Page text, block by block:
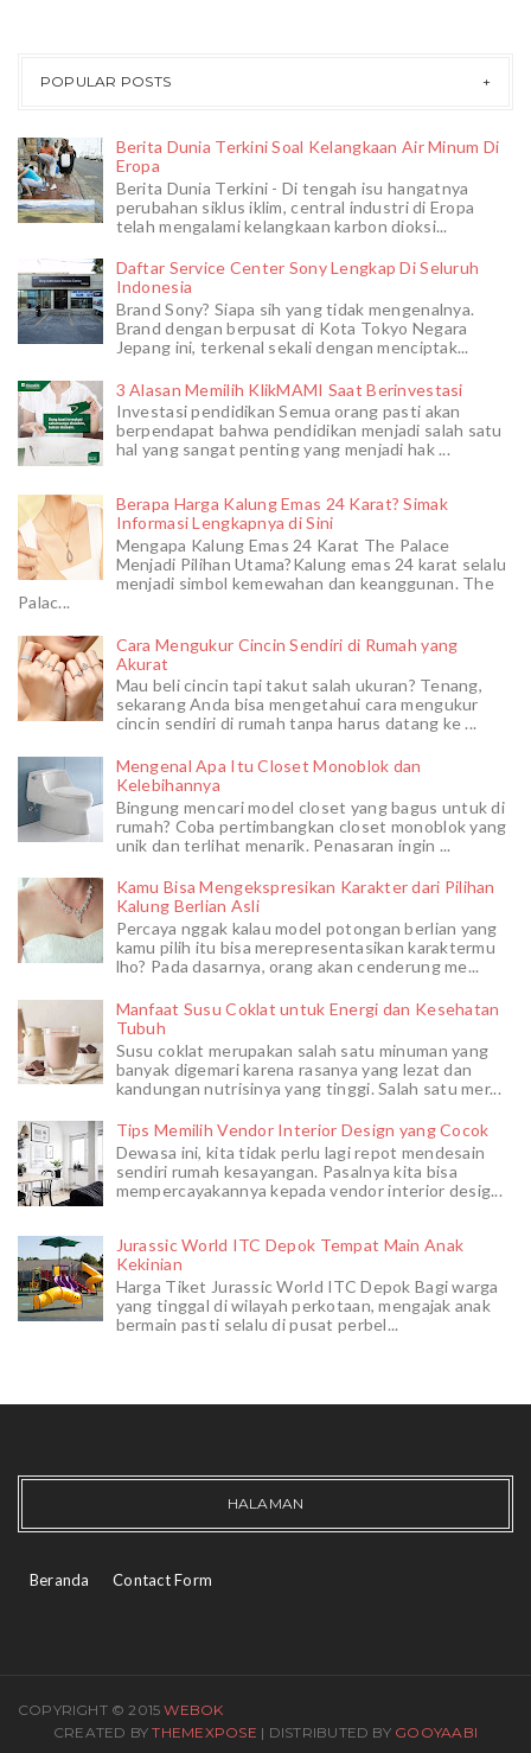
POPULAR POSTS
Berita Dunia Terkini Soal Kelangkaan Air Minum Di
Eropa
Berita Dunia Terkini - Di tengah isu hangatnya
perubahan siklus iklim, central industri di Eropa
telah mengalami kelangkaan karbon dioksi...
Daftar Service Center Sony Lengkap Di Seluruh
Indonesia
Brand Sony? Siapa sih yang tidak mengenalnya.
Brand dengan berpusat di Kota Tokyo Negara
Jepang ini, terkenal sekali dengan menciptak...
3 Alasan Memilih KlikMAMI Saat Berinvestasi
Investasi pendidikan Semua orang pasti akan
berpendapat bahwa pendidikan menjadi salah satu
hal yang sangat penting yang menjadi hak ...
Berapa Harga Kalung Emas 24 Karat? Simak
Informasi Lengkapnya di Sini
Mengapa Kalung Emas 24 Karat The Palace
Menjadi Pilihan Utama?Kalung emas 24 karat selalu
menjadi simbol kemewahan dan keanggunan. The
Palac...
Cara Mengukur Cincin Sendiri di Rumah yang
Akurat
Mau beli cincin tapi takut salah ukuran? Tenang,
sekarang Anda bisa mengetahui cara mengukur
cincin sendiri di rumah tanpa harus datang ke ...
Mengenal Apa Itu Closet Monoblok dan
Kelebihannya
Bingung mencari model closet yang bagus untuk di
rumah? Coba pertimbangkan closet monoblok yang
unik dan terlihat menarik. Penasaran ingin ...
Kamu Bisa Mengekspresikan Karakter dari Pilihan
Kalung Berlian Asli
Percaya nggak kalau model potongan berlian yang
kamu pilih itu bisa merepresentasikan karaktermu
lho? Pada dasarnya, orang akan cenderung me...
Manfaat Susu Coklat untuk Energi dan Kesehatan
Tubuh
Susu coklat merupakan salah satu minuman yang
banyak digemari karena rasanya yang lezat dan
kandungan nutrisinya yang tinggi. Salah satu mer...
Tips Memilih Vendor Interior Design yang Cocok
Dewasa ini, kita tidak perlu lagi repot mendesain
sendiri rumah kesayangan. Pasalnya kita bisa
mempercayakannya kepada vendor interior desig...
Jurassic World ITC Depok Tempat Main Anak
Kekinian
Harga Tiket Jurassic World ITC Depok Bagi warga
yang tinggal di wilayah perkotaan, mengajak anak
bermain pasti selalu di pusat perbel...
HALAMAN
Beranda Contact Form
COPYRIGHT © 2015WEBOK
CREATED BYTHEMEXPOSE | DISTRIBUTED BY GOOYAABI